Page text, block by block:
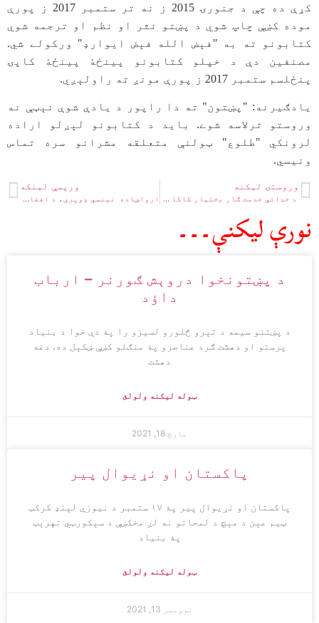
کړې ده چې د جنورۍ 2015 ز نه تر ستمبر 2017 ز پورې
موده کښې چاپ شوي د پښتو نثر او نظم او ترجمه شوي
کتابونو ته به "فېض الله فېض ايوارډ" ورکولے شي.
مصنفين دې د خپلو کتابونو پينځۀ پينځۀ کاپۍ
پنځلسم ستمبر 2017 ز پورې مونږ ته راولېږي.
یادګیرنه: "پښتون" ته دا راپور د یادې شوې نېټې نه
وروستو ترلاسه شوے. باید د کتابونو لېږلو اراده
لرونکي "طلوع" ټولنې متعلقه مشرانو سره تماس
ونیسي.
وروستۍ ليکنه
د خدائي خدمت ګار بختيار کاکا سره مرکه – مرکیال: سجاد ژوندون
ورپسې لينکه
ارواښاده نېنسي ډوپري، د افغان قوم خواخوږي – قاري ادریس خان
نورې ليکنې۔۔۔
د پښتونخوا دروېش ګورنر – ارباب
داؤد
د پښتنو سيمه د تېرو څلورو لسيزو را پۀ دې خوا د بنياد
پرستو او دهشت ګرد عناصرو پۀ منګلو کښې ښکېل ده. دغه
دهشت
ټوله ليکنه ولولئ
مارچ 18, 2021
پاکستان او نړيوال پير
پاکستان او نړيوال پير پۀ ۱۷ ستمبر د نيوزې لېنډ کرکټ
ټيم عېن د مېچ د لمحاتو نه لږ مخکښې د سېکورټي تهرېټ
پۀ بنياد
ټوله ليکنه ولولئ
نوومبر 13, 2021